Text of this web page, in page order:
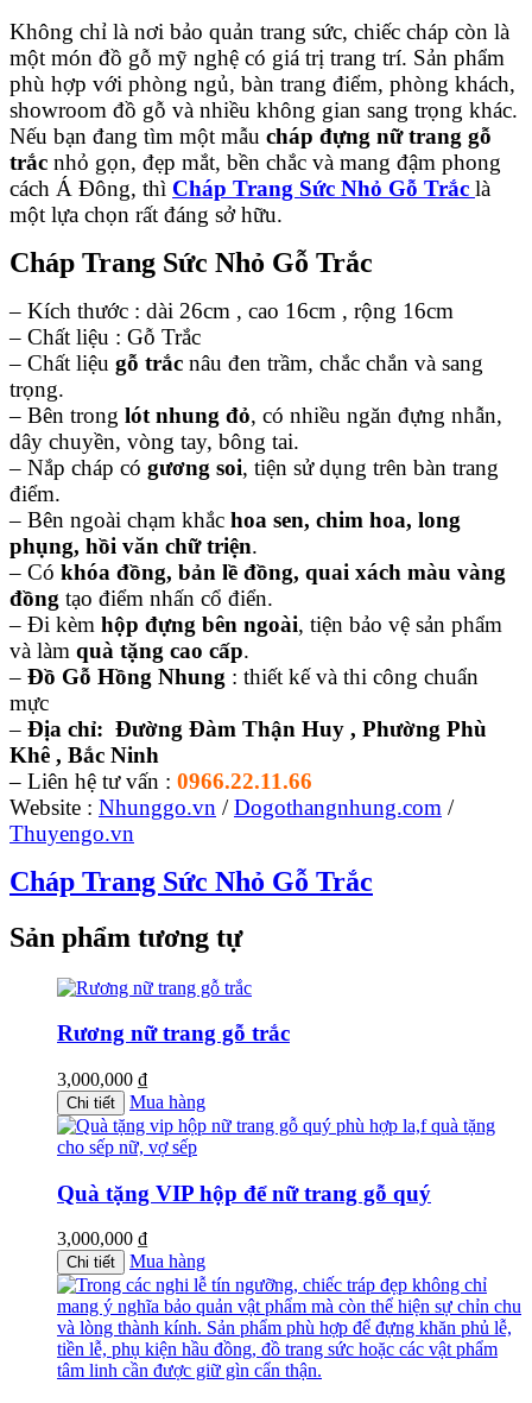
Không chỉ là nơi bảo quản trang sức, chiếc cháp còn là
một món đồ gỗ mỹ nghệ có giá trị trang trí. Sản phẩm
phù hợp với phòng ngủ, bàn trang điểm, phòng khách,
showroom đồ gỗ và nhiều không gian sang trọng khác.
Nếu bạn đang tìm một mẫu cháp đựng nữ trang gỗ
trắc nhỏ gọn, đẹp mắt, bền chắc và mang đậm phong
cách Á Đông, thì Cháp Trang Sức Nhỏ Gỗ Trắc là
một lựa chọn rất đáng sở hữu.
Cháp Trang Sức Nhỏ Gỗ Trắc
– Kích thước : dài 26cm , cao 16cm , rộng 16cm
– Chất liệu : Gỗ Trắc
– Chất liệu gỗ trắc nâu đen trầm, chắc chắn và sang
trọng.
– Bên trong lót nhung đỏ, có nhiều ngăn đựng nhẫn,
dây chuyền, vòng tay, bông tai.
– Nắp cháp có gương soi, tiện sử dụng trên bàn trang
điểm.
– Bên ngoài chạm khắc hoa sen, chim hoa, long
phụng, hồi văn chữ triện.
– Có khóa đồng, bản lề đồng, quai xách màu vàng
đồng tạo điểm nhấn cổ điển.
– Đi kèm hộp đựng bên ngoài, tiện bảo vệ sản phẩm
và làm quà tặng cao cấp.
– Đồ Gỗ Hồng Nhung : thiết kế và thi công chuẩn
mực
– Địa chỉ: Đường Đàm Thận Huy , Phường Phù
Khê , Bắc Ninh
– Liên hệ tư vấn : 0966.22.11.66
Website : Nhunggo.vn /Dogothangnhung.com /
Thuyengo.vn
Cháp Trang Sức Nhỏ Gỗ Trắc
Sản phẩm tương tự
Rương nữ trang gỗ trắc
3,000,000 ₫
Chi tiết Mua hàng
Quà tặng VIP hộp để nữ trang gỗ quý
3,000,000 ₫
Chi tiết Mua hàng